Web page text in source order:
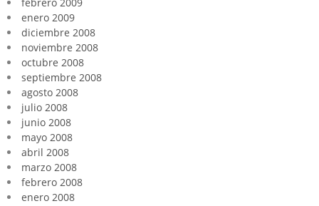
febrero 2009
enero 2009
diciembre 2008
noviembre 2008
octubre 2008
septiembre 2008
agosto 2008
julio 2008
junio 2008
mayo 2008
abril 2008
marzo 2008
febrero 2008
enero 2008